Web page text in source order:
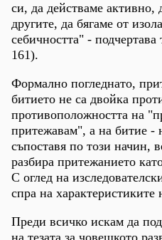
си, да действаме активно,
другите, да бягаме от
себичността" -
161).
Формално погледнато,
битието не са двойка
противоположността на
притежавам", а на битие -
съпоставя по този начин,
разбира притежанието
С оглед на
спра на
Преди всичко искам да
на тезата за човешкото